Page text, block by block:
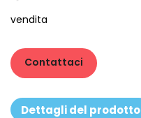
vendita
Contattaci
Dettagli del prodotto